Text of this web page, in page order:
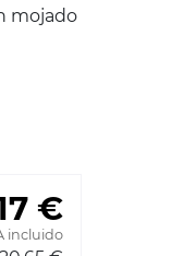
mojado
€
incluido